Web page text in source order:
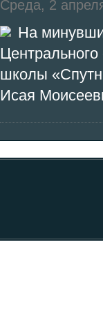
Среда, 2
На
школы
Исая